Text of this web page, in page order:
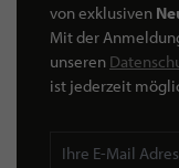
von exklusiven
Mit der
unseren
ist jederzeit